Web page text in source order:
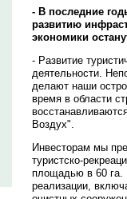
- В последние
развитию
экономики
- Развитие
деятельности.
делают наши
время в области
Воздух".
Инвесторам мы
туристско-
площадью в 60 га.
реализации,